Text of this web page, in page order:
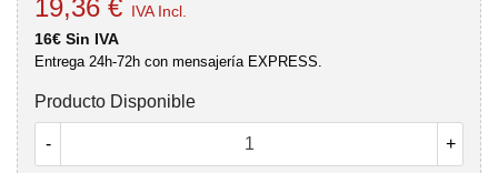
19,36 € IVA Incl.
16€ Sin IVA
Entrega 24h-72h con mensajería EXPRESS.
Producto Disponible
- +